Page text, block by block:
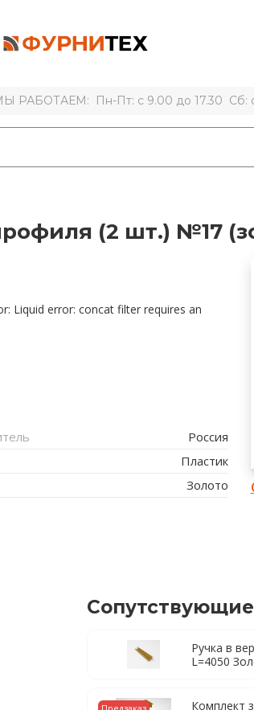
РАБОТАЕМ: Пн-Пт: с 9.00 до 17.30 Сб:
(2 шт.) №17
Liquid error: concat filter requires an
Россия
Пластик
Золото
Ручка в
L=4050
Комплект